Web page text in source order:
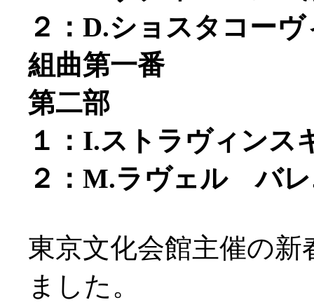
２：D.ショスタコー
組曲第一番
第二部
１：I.ストラヴィン
２：M.ラヴェル バ
東京文化会館主催の
ました。